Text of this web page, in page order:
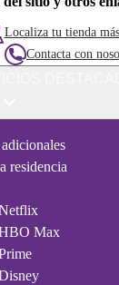
Localiza tu tienda
Contacta con
residencia
Max